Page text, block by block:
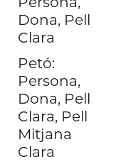
Dona, Pell
Clara
Petó:
Persona,
Dona, Pell
Clara, Pell
Mitjana
Clara